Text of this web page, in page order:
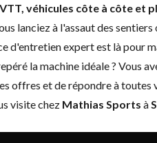
véhicules côte à côte et
lanciez à l'assaut des
d'entretien expertest là pour
la machine idéale ? Vous
offres et de répondre à toutes
visite chez Mathias Sports à